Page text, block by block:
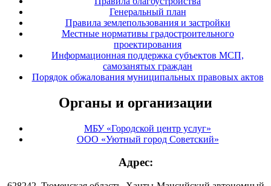
Генеральный план
Правила землепользования и застройки
Местные нормативы градостроительного
проектирования
Информационная поддержка субъектов МСП,
самозанятых граждан
Порядок обжалования муниципальных правовых актов
Органы и организации
МБУ «Городской центр услуг»
ООО «Уютный город Советский»
Адрес: